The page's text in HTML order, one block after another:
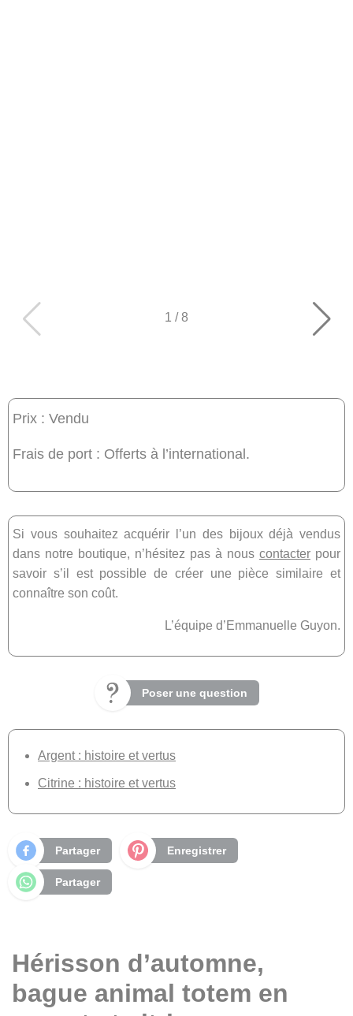
1 /8
Prix : Vendu
Frais de port : Offerts à l’international.
Si vous souhaitez acquérir l’un des bijoux déjà vendus
dans notre boutique, n’hésitez pas à nous contacter pour
savoir s’il est possible de créer une pièce similaire et
connaître son coût.
L’équipe d’Emmanuelle Guyon.
Poser une question
Argent : histoire et vertus
Citrine : histoire et vertus
Partager Enregistrer
Partager
Hérisson d’automne,
bague animal totem en